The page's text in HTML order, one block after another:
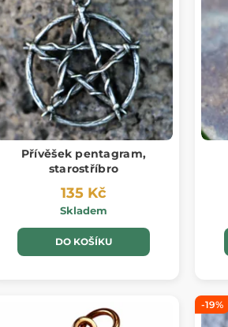
Přívěšek pentagram,
starostříbro
135 Kč
Skladem
DO KOŠÍKU
-19%